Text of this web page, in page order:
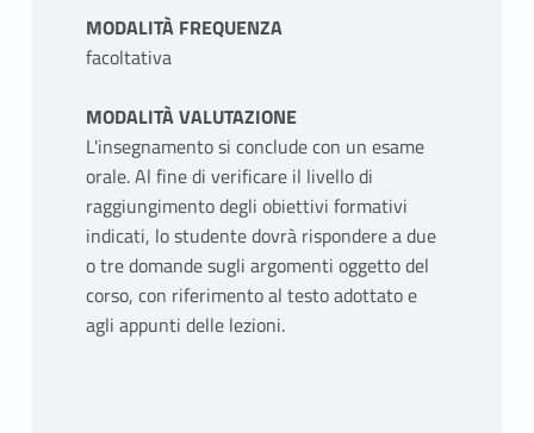
MODALITÀ FREQUENZA
facoltativa
MODALITÀ VALUTAZIONE
L'insegnamento si conclude con un esame
orale. Al fine di verificare il livello di
raggiungimento degli obiettivi formativi
indicati, lo studente dovrà rispondere a due
o tre domande sugli argomenti oggetto del
corso, con riferimento al testo adottato e
agli appunti delle lezioni.